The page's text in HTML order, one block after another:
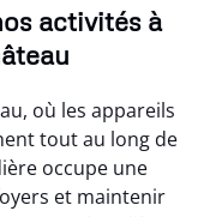
activités à
où les appareils
tout au long de
occupe une
et maintenir